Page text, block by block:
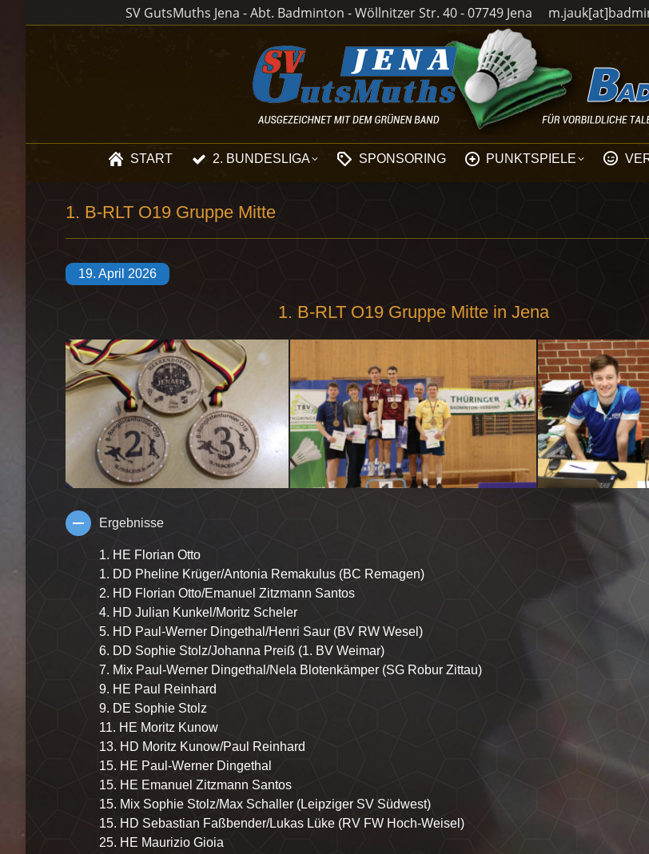
SV GutsMuths Jena - Abt. Badminton - Wöllnitzer Str. 40 - 07749 Jena
START 2. BUNDESLIGA SPONSORING PUNKTSPIELE
1. B-RLT O19 Gruppe Mitte
19. April 2026
1. B-RLT O19 Gruppe Mitte in Jena
Ergebnisse
1. HE Florian Otto
1. DD Pheline Krüger/Antonia Remakulus (BC Remagen)
2. HD Florian Otto/Emanuel Zitzmann Santos
4. HD Julian Kunkel/Moritz Scheler
5. HD Paul-Werner Dingethal/Henri Saur (BV RW Wesel)
6. DD Sophie Stolz/Johanna Preiß (1. BV Weimar)
7. Mix Paul-Werner Dingethal/Nela Blotenkämper (SG Robur Zittau)
9. HE Paul Reinhard
9. DE Sophie Stolz
11. HE Moritz Kunow
13. HD Moritz Kunow/Paul Reinhard
15. HE Paul-Werner Dingethal
15. HE Emanuel Zitzmann Santos
15. Mix Sophie Stolz/Max Schaller (Leipziger SV Südwest)
15. HD Sebastian Faßbender/Lukas Lüke (RV FW Hoch-Weisel)
25. HE Maurizio Gioia